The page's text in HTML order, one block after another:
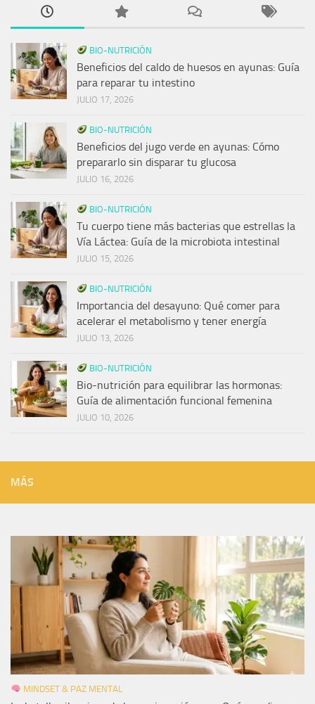
BIO-NUTRICIÓN
Beneficios del caldo de huesos en ayunas: Guía
para reparar tu intestino
JULIO 17, 2026
BIO-NUTRICIÓN
Beneficios del jugo verde en ayunas: Cómo
prepararlo sin disparar tu glucosa
JULIO 16, 2026
BIO-NUTRICIÓN
Tu cuerpo tiene más bacterias que estrellas la
Vía Láctea: Guía de la microbiota intestinal
JULIO 15, 2026
BIO-NUTRICIÓN
Importancia del desayuno: Qué comer para
acelerar el metabolismo y tener energía
JULIO 13, 2026
BIO-NUTRICIÓN
Bio-nutrición para equilibrar las hormonas:
Guía de alimentación funcional femenina
JULIO 10, 2026
MÁS
MINDSET & PAZ MENTAL